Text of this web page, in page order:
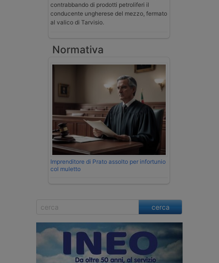
contrabbando di prodotti petroliferi il
conducente ungherese del mezzo, fermato
al valico di Tarvisio.
Normativa
Imprenditore di Prato assolto per infortunio
col muletto
cerca